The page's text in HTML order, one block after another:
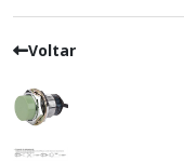
Voltar